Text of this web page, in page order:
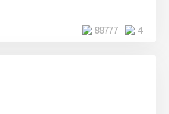
4
88777